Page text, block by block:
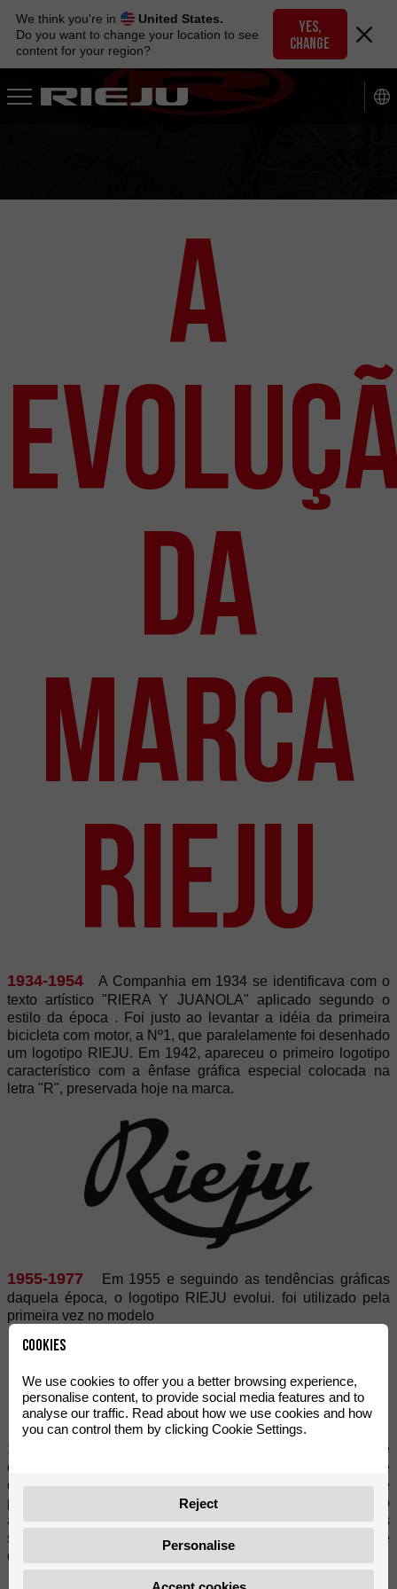
navigation
content
We think you're in
United States.
Do you want to change your location to see
content for your region?
YES,
CHANGE
A
da
marca
Rieju
1934-1954
A Companhia em 1934 se identificava com o
texto artístico "RIERA Y JUANOLA" aplicado segundo o
estilo da época . Foi justo ao levantar a idéia da primeira
bicicleta com motor, a Nº1, que paralelamente foi desenhado
um logotipo RIEJU. Em 1942, apareceu o primeiro logotipo
característico com a ênfase gráfica especial colocada na
letra "R", preservada hoje na marca.
1955-1977
Em 1955 e seguindo as tendências gráficas
daquela época, o logotipo RIEJU evolui. foi utilizado pela
primeira vez no modelo
1978-1988
Durante uma década, em que a RIEJU se
consolida como fabricante de ciclomotores em Espanha e
obtém reconhecimento internacional como fabricante de
prestígio, utilizou-se um novo desenho da marca, associado
à competição enduro (coexistiu com Marathon e os grandes
sucessos alcançados em campeonatos) e entra a fazer parte
das marcas históricas de motocicletas espanholas.
Cookies
We use cookies to offer you a better browsing experience,
personalise content, to provide social media features and to
analyse our traffic. Read about how we use cookies and how
you can control them by clicking Cookie Settings.
Reject
Personalise